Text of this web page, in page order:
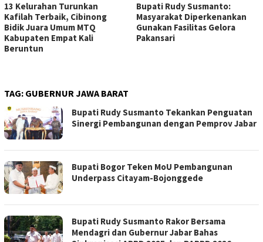
13 Kelurahan Turunkan
Kafilah Terbaik, Cibinong
Bidik Juara Umum MTQ
Kabupaten Empat Kali
Beruntun
Bupati Rudy Susmanto:
Masyarakat Diperkenankan
Gunakan Fasilitas Gelora
Pakansari
TAG: GUBERNUR JAWA BARAT
Bupati Rudy Susmanto Tekankan Penguatan
Sinergi Pembangunan dengan Pemprov Jabar
Bupati Bogor Teken MoU Pembangunan
Underpass Citayam-Bojonggede
Bupati Rudy Susmanto Rakor Bersama
Mendagri dan Gubernur Jabar Bahas